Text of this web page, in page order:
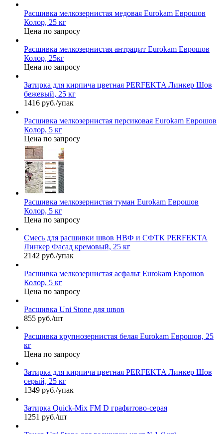
Расшивка мелкозернистая медовая Eurokam Еврошов
Колор, 25 кг
Цена по запросу
Расшивка мелкозернистая антрацит Eurokam Еврошов
Колор, 25кг
Цена по запросу
Затирка для кирпича цветная PERFEKTA Линкер Шов
бежевый, 25 кг
1416 руб./упак
Расшивка мелкозернистая персиковая Eurokam Еврошов
Колор, 5 кг
Цена по запросу
Расшивка мелкозернистая туман Eurokam Еврошов
Колор, 5 кг
Цена по запросу
Смесь для расшивки швов НВФ и СФТК PERFEKTA
Линкер Фасад кремовый, 25 кг
2142 руб./упак
Расшивка мелкозернистая асфальт Eurokam Еврошов
Колор, 5 кг
Цена по запросу
Расшивка Uni Stone для швов
855 руб./шт
Расшивка крупнозернистая белая Eurokam Еврошов, 25
кг
Цена по запросу
Затирка для кирпича цветная PERFEKTA Линкер Шов
серый, 25 кг
1349 руб./упак
Затирка Quick-Mix FM D графитово-серая
1251 руб./шт